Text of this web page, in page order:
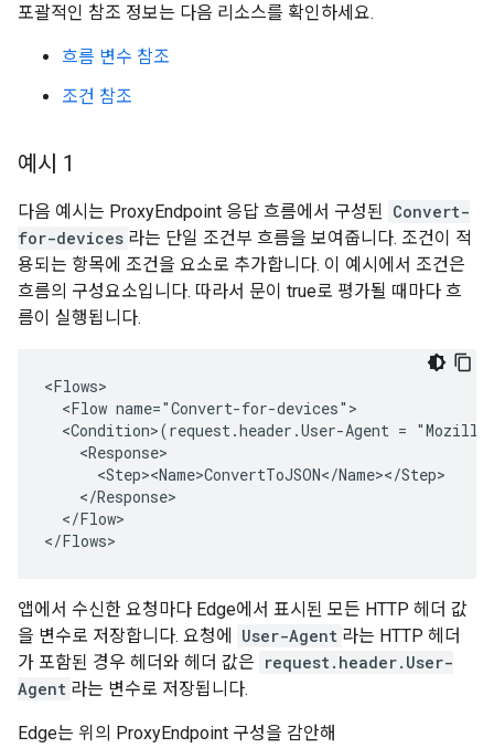
포괄적인 참조 정보는 다음 리소스를 확인하세요.
흐름 변수 참조
조건 참조
예시 1
다음 예시는 ProxyEndpoint 응답 흐름에서 구성된 Convert-
for-devices 라는 단일 조건부 흐름을 보여줍니다. 조건이 적
용되는 항목에 조건을 요소로 추가합니다. 이 예시에서 조건은
흐름의 구성요소입니다. 따라서 문이 true로 평가될 때마다 흐
름이 실행됩니다.
<Flows>
  <Flow name="Convert-for-devices">
<Condition>(request.header.User-Agent =
    <Response>
      <Step><Name>ConvertToJSON</Name></Step>
    </Response>
  </Flow>
</Flows>
앱에서 수신한 요청마다 Edge에서 표시된 모든 HTTP 헤더 값
을 변수로 저장합니다. 요청에
User-Agent 라는 HTTP 헤더
가 포함된 경우 헤더와 헤더 값은 request.header.User-
Agent 라는 변수로 저장됩니다.
Edge는 위의 ProxyEndpoint 구성을 감안해